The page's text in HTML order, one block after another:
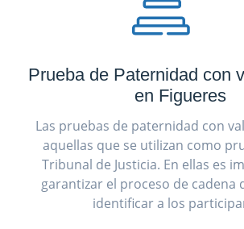
Prueba de Paternidad con
en Figueres
Las pruebas de paternidad con
aquellas que se utilizan como
Tribunal de Justicia. En ellas es
garantizar el proceso de cadena
identificar a los